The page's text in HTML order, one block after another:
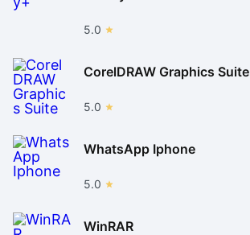
5.0
CorelDRAW Graphics Suite
5.0
WhatsApp Iphone
5.0
WinRAR